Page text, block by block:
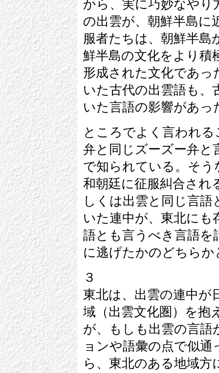
から、実に巧妙なや
の出雲が、朝鮮半島に
服者たちは、朝鮮半島
鮮半島の文化をより積
形成された文化であっ
いた古代の出雲語も、
いた言語の影響があ
ところでよく言われ
弁と同じズーズー弁と
で知られている。そう
和朝廷に征服糾合され
しくは出雲と同じ言
いた連中が、東北にも
語とも言うべき言語を
に逃げたかのどちら
３
東北は、出雲の連中が
域（出雲文化圏）を抱
が、もしも出雲の言語
ョンや語彙の点で似
ら、東北のある地域